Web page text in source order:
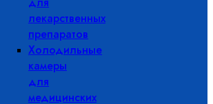
лекарственных
препаратов
Холодильные
камеры
для
медицинских